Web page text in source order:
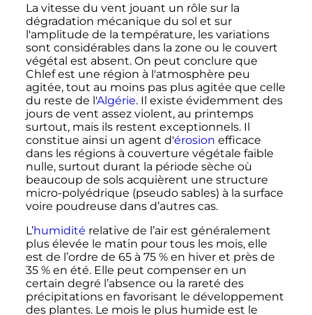
La vitesse du vent jouant un rôle sur la
dégradation mécanique du sol et sur
l'amplitude de la température, les variations
sont considérables dans la zone ou le couvert
végétal est absent. On peut conclure que
Chlef est une région à l'atmosphère peu
agitée, tout au moins pas plus agitée que celle
du reste de l'Algérie. Il existe évidemment des
jours de vent assez violent, au printemps
surtout, mais ils restent exceptionnels. Il
constitue ainsi un agent d'érosion efficace
dans les régions à couverture végétale faible
nulle, surtout durant la période sèche où
beaucoup de sols acquièrent une structure
micro-polyédrique (pseudo sables) à la surface
voire poudreuse dans d’autres cas.
L’humidité relative de l’air est généralement
plus élevée le matin pour tous les mois, elle
est de l’ordre de 65 à 75 % en hiver et près de
35 % en été. Elle peut compenser en un
certain degré l’absence ou la rareté des
précipitations en favorisant le développement
des plantes. Le mois le plus humide est le